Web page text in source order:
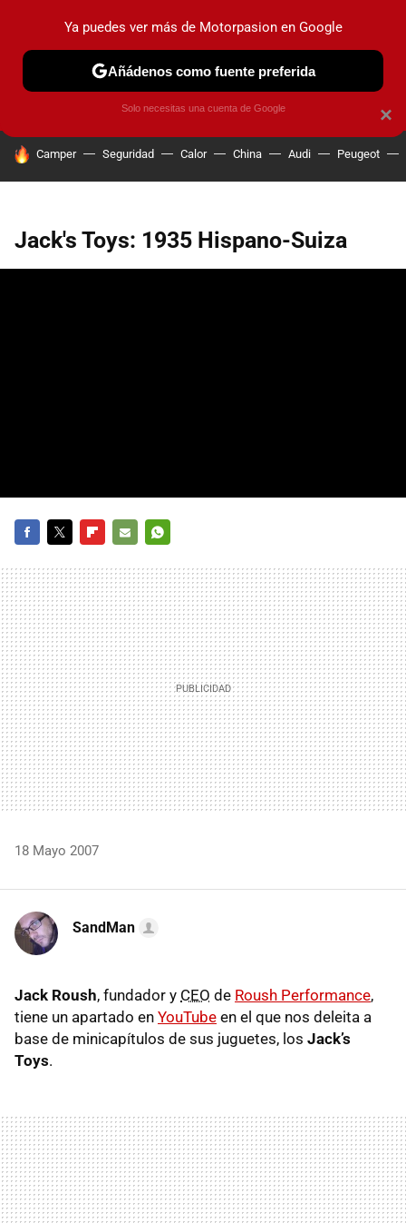
PRUEBAS COCHES ELÉCTRICOS OBSERVATORIO
HOY SE HABLA DE
Camper Seguridad Calor China Audi Peugeot
Jack's Toys: 1935 Hispano-Suiza
MAIL
18 Mayo 2007
SandMan
Jack Roush, fundador y CEO de Roush Performance,
tiene un apartado en YouTube en el que nos deleita a
base de minicapítulos de sus juguetes, los Jack’s
Toys.
×
Ya puedes ver más de Motorpasion en Google
Añádenos como fuente preferida
Solo necesitas una cuenta de Google